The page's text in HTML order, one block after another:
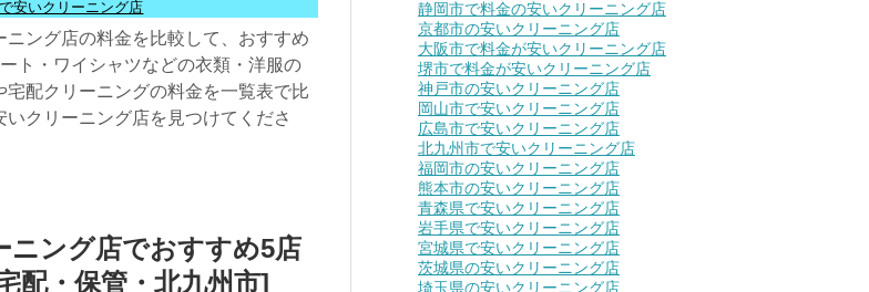
安いクリーニング店
ング店の料金を比較して、おすすめ
ト・ワイシャツなどの衣類・洋服の
配クリーニングの料金を一覧表で比
クリーニング店を見つけてくださ
ニング店でおすすめ5店
配・保管・北九州市]
静岡市で料金の安いクリーニング店
京都市の安いクリーニング店
大阪市で料金が安いクリーニング店
堺市で料金が安いクリーニング店
神戸市の安いクリーニング店
岡山市で安いクリーニング店
広島市で安いクリーニング店
北九州市で安いクリーニング店
福岡市の安いクリーニング店
熊本市の安いクリーニング店
青森県で安いクリーニング店
岩手県で安いクリーニング店
宮城県で安いクリーニング店
茨城県の安いクリーニング店
埼玉県の安いクリーニング店